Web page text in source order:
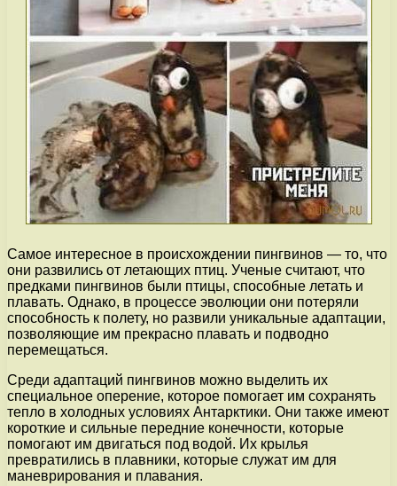
Самое интересное в происхождении пингвинов — то, что
они развились от летающих птиц. Ученые считают, что
предками пингвинов были птицы, способные летать и
плавать. Однако, в процессе эволюции они потеряли
способность к полету, но развили уникальные адаптации,
позволяющие им прекрасно плавать и подводно
перемещаться.
Среди адаптаций пингвинов можно выделить их
специальное оперение, которое помогает им сохранять
тепло в холодных условиях Антарктики. Они также имеют
короткие и сильные передние конечности, которые
помогают им двигаться под водой. Их крылья
превратились в плавники, которые служат им для
маневрирования и плавания.